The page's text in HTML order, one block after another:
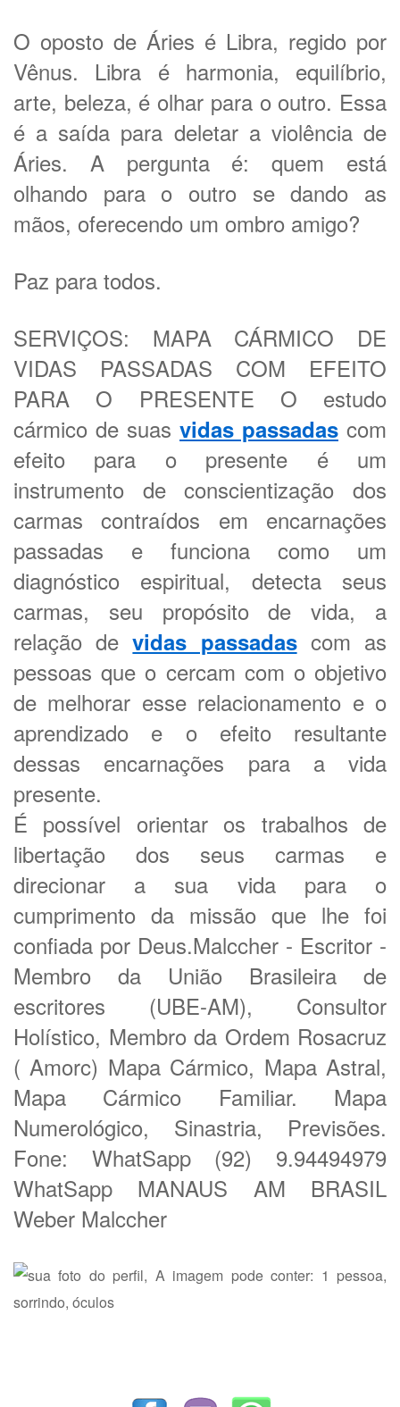
O oposto de Áries é Libra, regido por
Vênus. Libra é harmonia, equilíbrio,
arte, beleza, é olhar para o outro. Essa
é a saída para deletar a violência de
Áries. A pergunta é: quem está
olhando para o outro se dando as
mãos, oferecendo um ombro amigo?
Paz para todos.
SERVIÇOS: MAPA CÁRMICO DE
VIDAS PASSADAS COM EFEITO
PARA O PRESENTE O estudo
cármico de suas vidas passadas com
efeito para o presente é um
instrumento de conscientização dos
carmas contraídos em encarnações
passadas e funciona como um
diagnóstico espiritual, detecta seus
carmas, seu propósito de vida, a
relação devidas passadascom as
pessoas que o cercam com o objetivo
de melhorar esse relacionamento e o
aprendizado e o efeito resultante
dessas encarnações para a vida
presente.
É possível orientar os trabalhos de
libertação dos seus carmas e
direcionar a sua vida para o
cumprimento da missão que lhe foi
confiada por Deus.Malccher - Escritor -
Membro da União Brasileira de
escritores (UBE-AM), Consultor
Holístico, Membro da Ordem Rosacruz
( Amorc) Mapa Cármico, Mapa Astral,
Mapa Cármico Familiar. Mapa
Numerológico, Sinastria, Previsões.
Fone: WhatSapp (92) 9.94494979
WhatSapp MANAUS AM BRASIL
Weber Malccher